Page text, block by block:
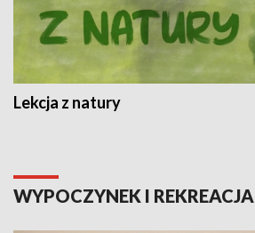
Lekcja z natury
WYPOCZYNEK I REKREACJA